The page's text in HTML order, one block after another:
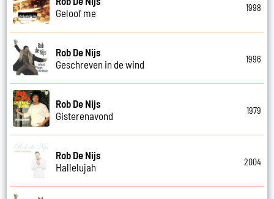
Geloof me
1998
Rob De Nijs
Geschreven in de wind
1996
Rob De Nijs
Gisterenavond
1979
Rob De Nijs
Hallelujah
2004